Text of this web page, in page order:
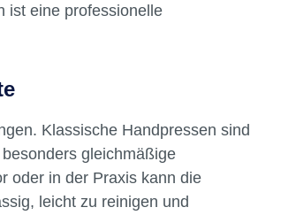
ist eine professionelle
Klassische Handpressen sind
gleichmäßige
oder in der Praxis kann die
leicht zu reinigen und